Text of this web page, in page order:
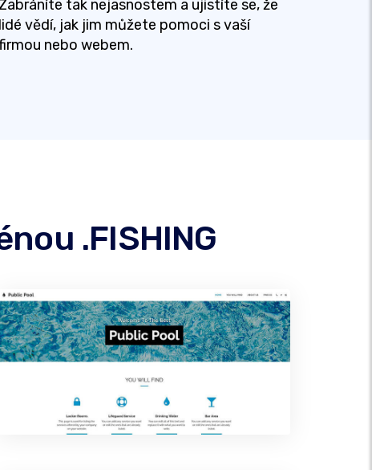
Zabráníte tak nejasnostem a ujistíte se, že
lidé vědí, jak jim můžete pomoci s vaší
nebo webem.
.FISHING